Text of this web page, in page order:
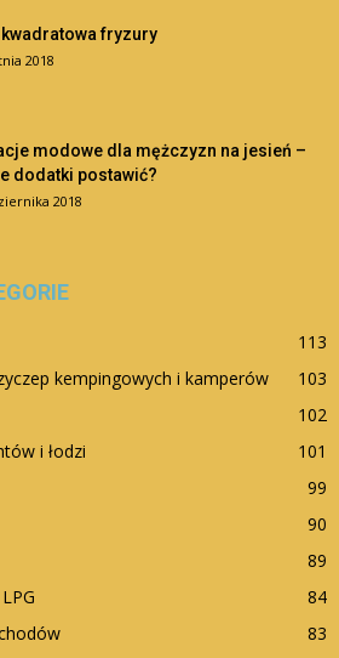
fryzury
2018
modowe dla mężczyzn na jesień –
dodatki postawić?
2018
113
kempingowych i kamperów
103
102
i łodzi
101
99
90
89
84
83